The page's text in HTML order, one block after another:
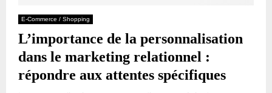
E-Commerce / Shopping
L’importance de la personnalisation
dans le marketing relationnel :
répondre aux attentes spécifiques